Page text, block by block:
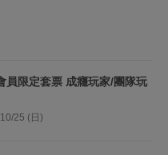
員限定套票 成癮玩家/團隊玩
25 (日)